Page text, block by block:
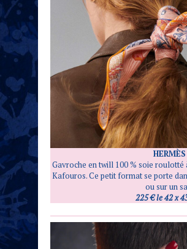
HERMÈS
Gavroche en twill 100 % soie roulotté
Kafouros. Ce petit format se porte
ou sur un
225 € le 42 x